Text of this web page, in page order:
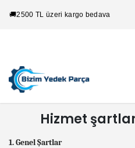
🚚2500 TL üzeri kargo bedava
Hizmet
1. Genel Şartlar